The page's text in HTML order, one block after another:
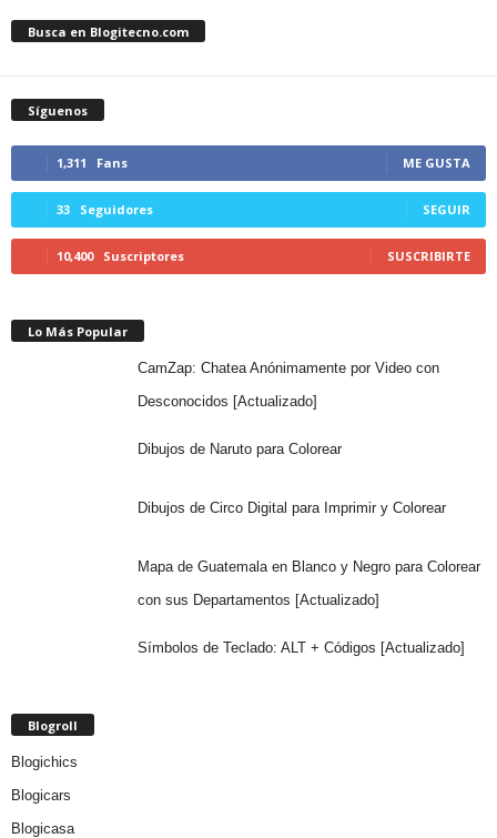
Busca en Blogitecno.com
Síguenos
1,311 Fans ME GUSTA
33 Seguidores SEGUIR
10,400 Suscriptores SUSCRIBIRTE
Lo Más Popular
CamZap: Chatea Anónimamente por Video con
Desconocidos [Actualizado]
Dibujos de Naruto para Colorear
Dibujos de Circo Digital para Imprimir y Colorear
Mapa de Guatemala en Blanco y Negro para Colorear
con sus Departamentos [Actualizado]
Símbolos de Teclado: ALT + Códigos [Actualizado]
Blogroll
Blogichics
Blogicars
Blogicasa